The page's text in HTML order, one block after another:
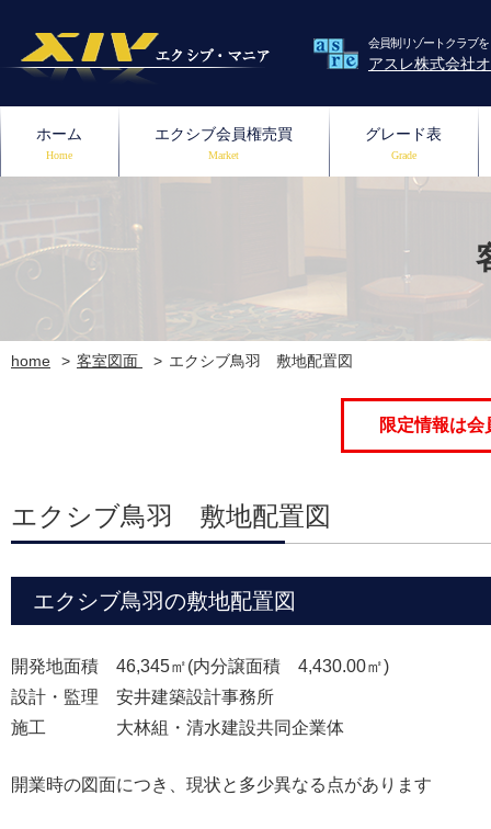
会員制リゾートクラブ
アスレ株式会社
ホーム
Home
エクシブ会員権売買
Market
グレード表
Grade
home 客室図面 エクシブ鳥羽 敷地配置図
限定情報は
エクシブ鳥羽 敷地配置図
エクシブ鳥羽の敷地配置図
開発地面積 46,345㎡(内分譲面積 4,430.00㎡)
設計・監理 安井建築設計事務所
施工 大林組・清水建設共同企業体
開業時の図面につき、現状と多少異なる点があります